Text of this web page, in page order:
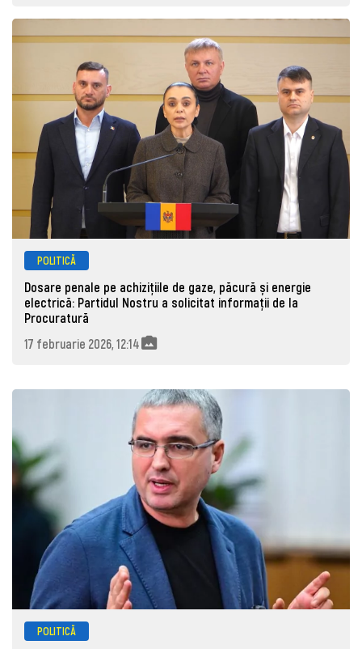
POLITICĂ
Dosare penale pe achizițiile de gaze, păcură și energie
electrică: Partidul Nostru a solicitat informații de la
Procuratură
17 februarie 2026, 12:14
POLITICĂ